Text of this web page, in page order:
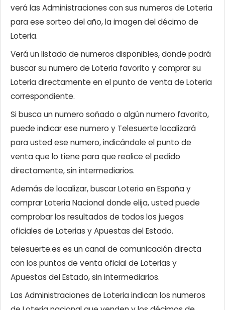
verá las Administraciones con sus numeros de Loteria
para ese sorteo del año, la imagen del décimo de
Loteria.
Verá un listado de numeros disponibles, donde podrá
buscar su numero de Loteria favorito y comprar su
Loteria directamente en el punto de venta de Loteria
correspondiente.
Si busca un numero soñado o algún numero favorito,
puede indicar ese numero y Telesuerte localizará
para usted ese numero, indicándole el punto de
venta que lo tiene para que realice el pedido
directamente, sin intermediarios.
Además de localizar, buscar Loteria en España y
comprar Loteria Nacional donde elija, usted puede
comprobar los resultados de todos los juegos
oficiales de Loterias y Apuestas del Estado.
telesuerte.es es un canal de comunicación directa
con los puntos de venta oficial de Loterias y
Apuestas del Estado, sin intermediarios.
Las Administraciones de Loteria indican los numeros